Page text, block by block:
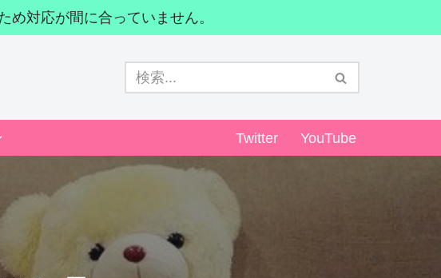
対応が間に合っていません。
Twitter YouTube